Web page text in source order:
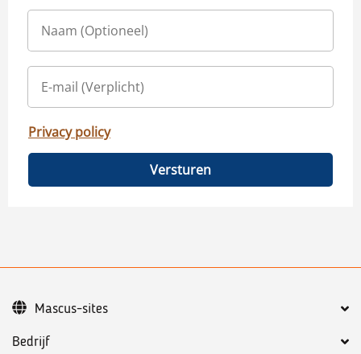
Privacy policy
Versturen
Bedrijf
Mascus-sites